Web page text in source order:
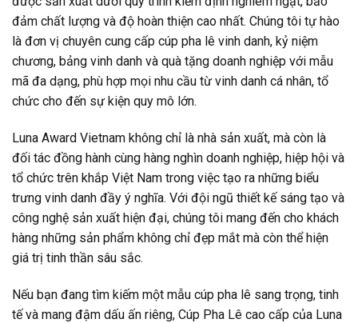
đảm chất lượng và độ hoàn thiện cao nhất. Chúng tôi tự hào
là đơn vị chuyên cung cấp cúp pha lê vinh danh, kỷ niệm
chương, bảng vinh danh và quà tặng doanh nghiệp với mẫu
mã đa dạng, phù hợp mọi nhu cầu từ vinh danh cá nhân, tổ
chức cho đến sự kiện quy mô lớn.
Luna Award Vietnam không chỉ là nhà sản xuất, mà còn là
đối tác đồng hành cùng hàng nghìn doanh nghiệp, hiệp hội và
tổ chức trên khắp Việt Nam trong việc tạo ra những biểu
trưng vinh danh đầy ý nghĩa. Với đội ngũ thiết kế sáng tạo và
công nghệ sản xuất hiện đại, chúng tôi mang đến cho khách
hàng những sản phẩm không chỉ đẹp mắt mà còn thể hiện
giá trị tinh thần sâu sắc.
Nếu bạn đang tìm kiếm một mẫu cúp pha lê sang trọng, tinh
tế và mang đậm dấu ấn riêng, Cúp Pha Lê cao cấp của Luna